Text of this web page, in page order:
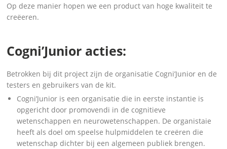
Op deze manier hopen we een product van hoge kwaliteit te
creëeren.
Cogni’Junior acties:
Betrokken bij dit project zijn de organisatie Cogni’Junior en de
testers en gebruikers van de kit.
Cogni’Junior is een organisatie die in eerste instantie is
opgericht door promovendi in de cognitieve
wetenschappen en neurowetenschappen. De organistaie
heeft als doel om speelse hulpmiddelen te creëren die
wetenschap dichter bij een algemeen publiek brengen.